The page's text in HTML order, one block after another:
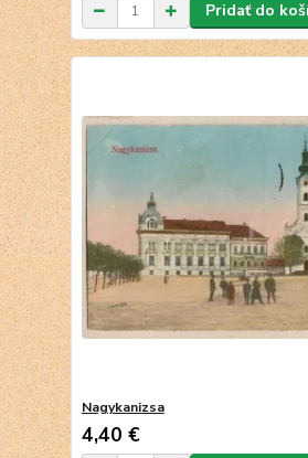
Pridať do
Nagykanizsa
4,40 €